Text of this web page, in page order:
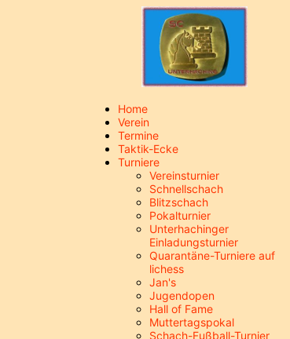
Home
Verein
Termine
Taktik-Ecke
Turniere
Vereinsturnier
Schnellschach
Blitzschach
Pokalturnier
Unterhachinger
Einladungsturnier
Quarantäne-Turniere auf
lichess
Jan's
Jugendopen
Hall of Fame
Muttertagspokal
Schach-Fußball-Turnier